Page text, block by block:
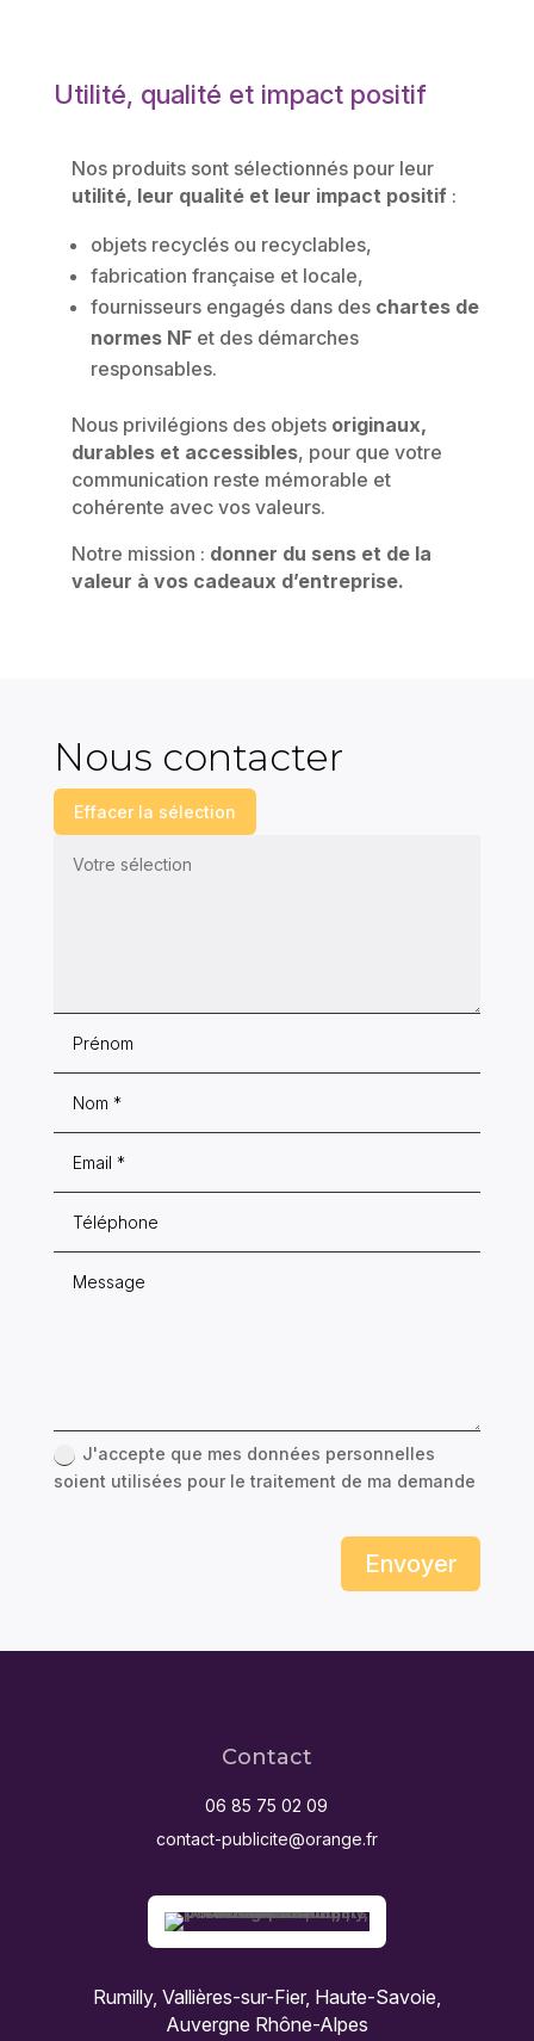
Utilité, qualité et impact positif
Nos produits sont sélectionnés pour leur
utilité, leur qualité et leur impact positif:
objets recyclés ou recyclables,
fabrication française et locale,
fournisseurs engagés dans des chartes de
normes NFet des démarches
responsables.
Nous privilégions des objets originaux,
durables et accessibles, pour que votre
communication reste mémorable et
cohérente avec vos valeurs.
Notre mission : donner du sens et de la
valeur à vos cadeaux d’entreprise.
Nous contacter
Effacer la sélection
J'accepte que mes données personnelles
soient utilisées pour le traitement de ma demande
Envoyer
Contact
06 85 75 02 09
contact-publicite@orange.fr
Rumilly, Vallières-sur-Fier, Haute-Savoie,
Auvergne Rhône-Alpes